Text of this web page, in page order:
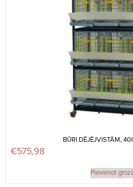
BŪRI DĒJĒJVISTĀM,
€575,98
Pievienot